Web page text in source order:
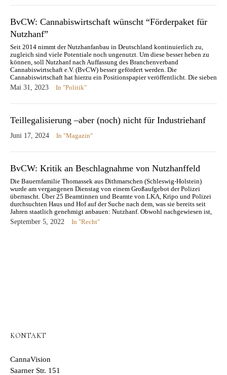
BvCW: Cannabiswirtschaft wünscht “Förderpaket für
Nutzhanf”
Seit 2014 nimmt der Nutzhanfanbau in Deutschland kontinuierlich zu,
zugleich sind viele Potentiale noch ungenutzt. Um diese besser heben zu
können, soll Nutzhanf nach Auffassung des Branchenverband
Cannabiswirtschaft e.V. (BvCW) besser gefördert werden. Die
Cannabiswirtschaft hat hierzu ein Positionspapier veröffentlicht. Die sieben
Forderungen lauten: Anbauprämien für landwirtschaftlichen
Nutzhanfanbau Die Freigabe…
Mai 31, 2023 In "Politik"
Teillegalisierung –aber (noch) nicht für Industriehanf
Juni 17, 2024 In "Magazin"
BvCW: Kritik an Beschlagnahme von Nutzhanffeld
Die Bauernfamilie Thomassek aus Dithmarschen (Schleswig-Holstein)
wurde am vergangenen Dienstag von einem Großaufgebot der Polizei
überrascht. Über 25 Beamtinnen und Beamte von LKA, Kripo und Polizei
durchsuchten Haus und Hof auf der Suche nach dem, was sie bereits seit
Jahren staatlich genehmigt anbauen: Nutzhanf. Obwohl nachgewiesen ist,
dass dieser weit…
September 5, 2022 In "Recht"
KONTAKT
CannaVision
Saarner Str. 151